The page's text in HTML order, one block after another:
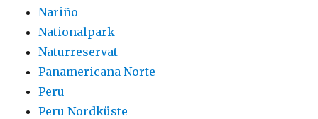
Nariño
Nationalpark
Naturreservat
Panamericana Norte
Peru
Peru Nordküste